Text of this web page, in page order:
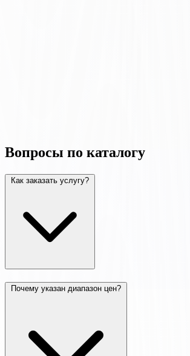
Вопросы по каталогу
Как заказать услугу?
Почему указан диапазон цен?